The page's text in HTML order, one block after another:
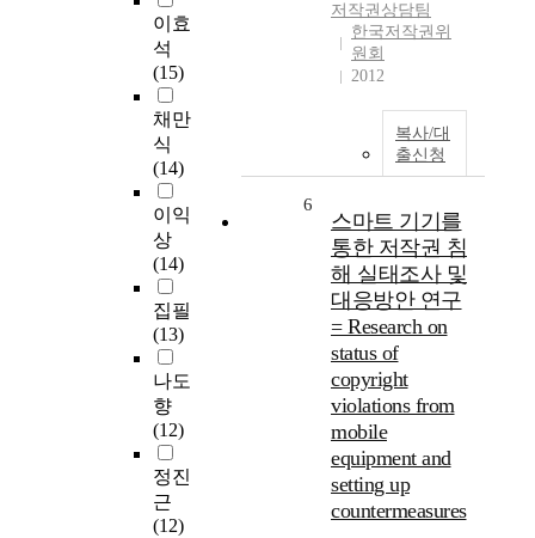
이효
석
(15)
채만
식
(14)
이익
상
(14)
집필
(13)
나도
향
(12)
정진
근
(12)
저작권상담팀
한국저작권위
원회
2012
복사/대
출신청
6
스마트 기기를
통한 저작권 침
해 실태조사 및
대응방안 연구
= Research on
status of
copyright
violations from
mobile
equipment and
setting up
countermeasures